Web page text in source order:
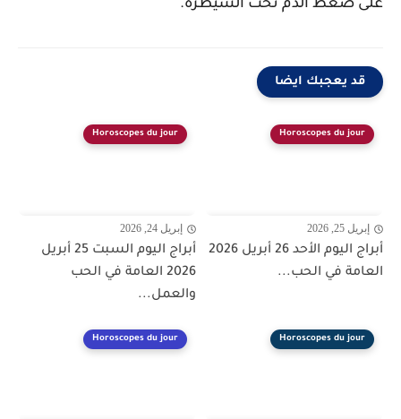
على ضغط الدم تحت السيطرة.
قد يعجبك ايضا
Horoscopes du jour
إبريل 25, 2026
أبراج اليوم الأحد 26 أبريل 2026
العامة في الحب...
Horoscopes du jour
إبريل 24, 2026
أبراج اليوم السبت 25 أبريل
2026 العامة في الحب
والعمل...
Horoscopes du jour
Horoscopes du jour